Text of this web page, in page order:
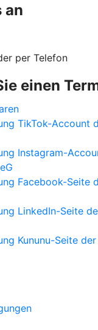
an
per Telefon
einen
TikTok-Account
Instagram-
Facebook-Seite
LinkedIn-Seite
Kununu-Seite